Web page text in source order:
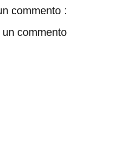
commento :
commento